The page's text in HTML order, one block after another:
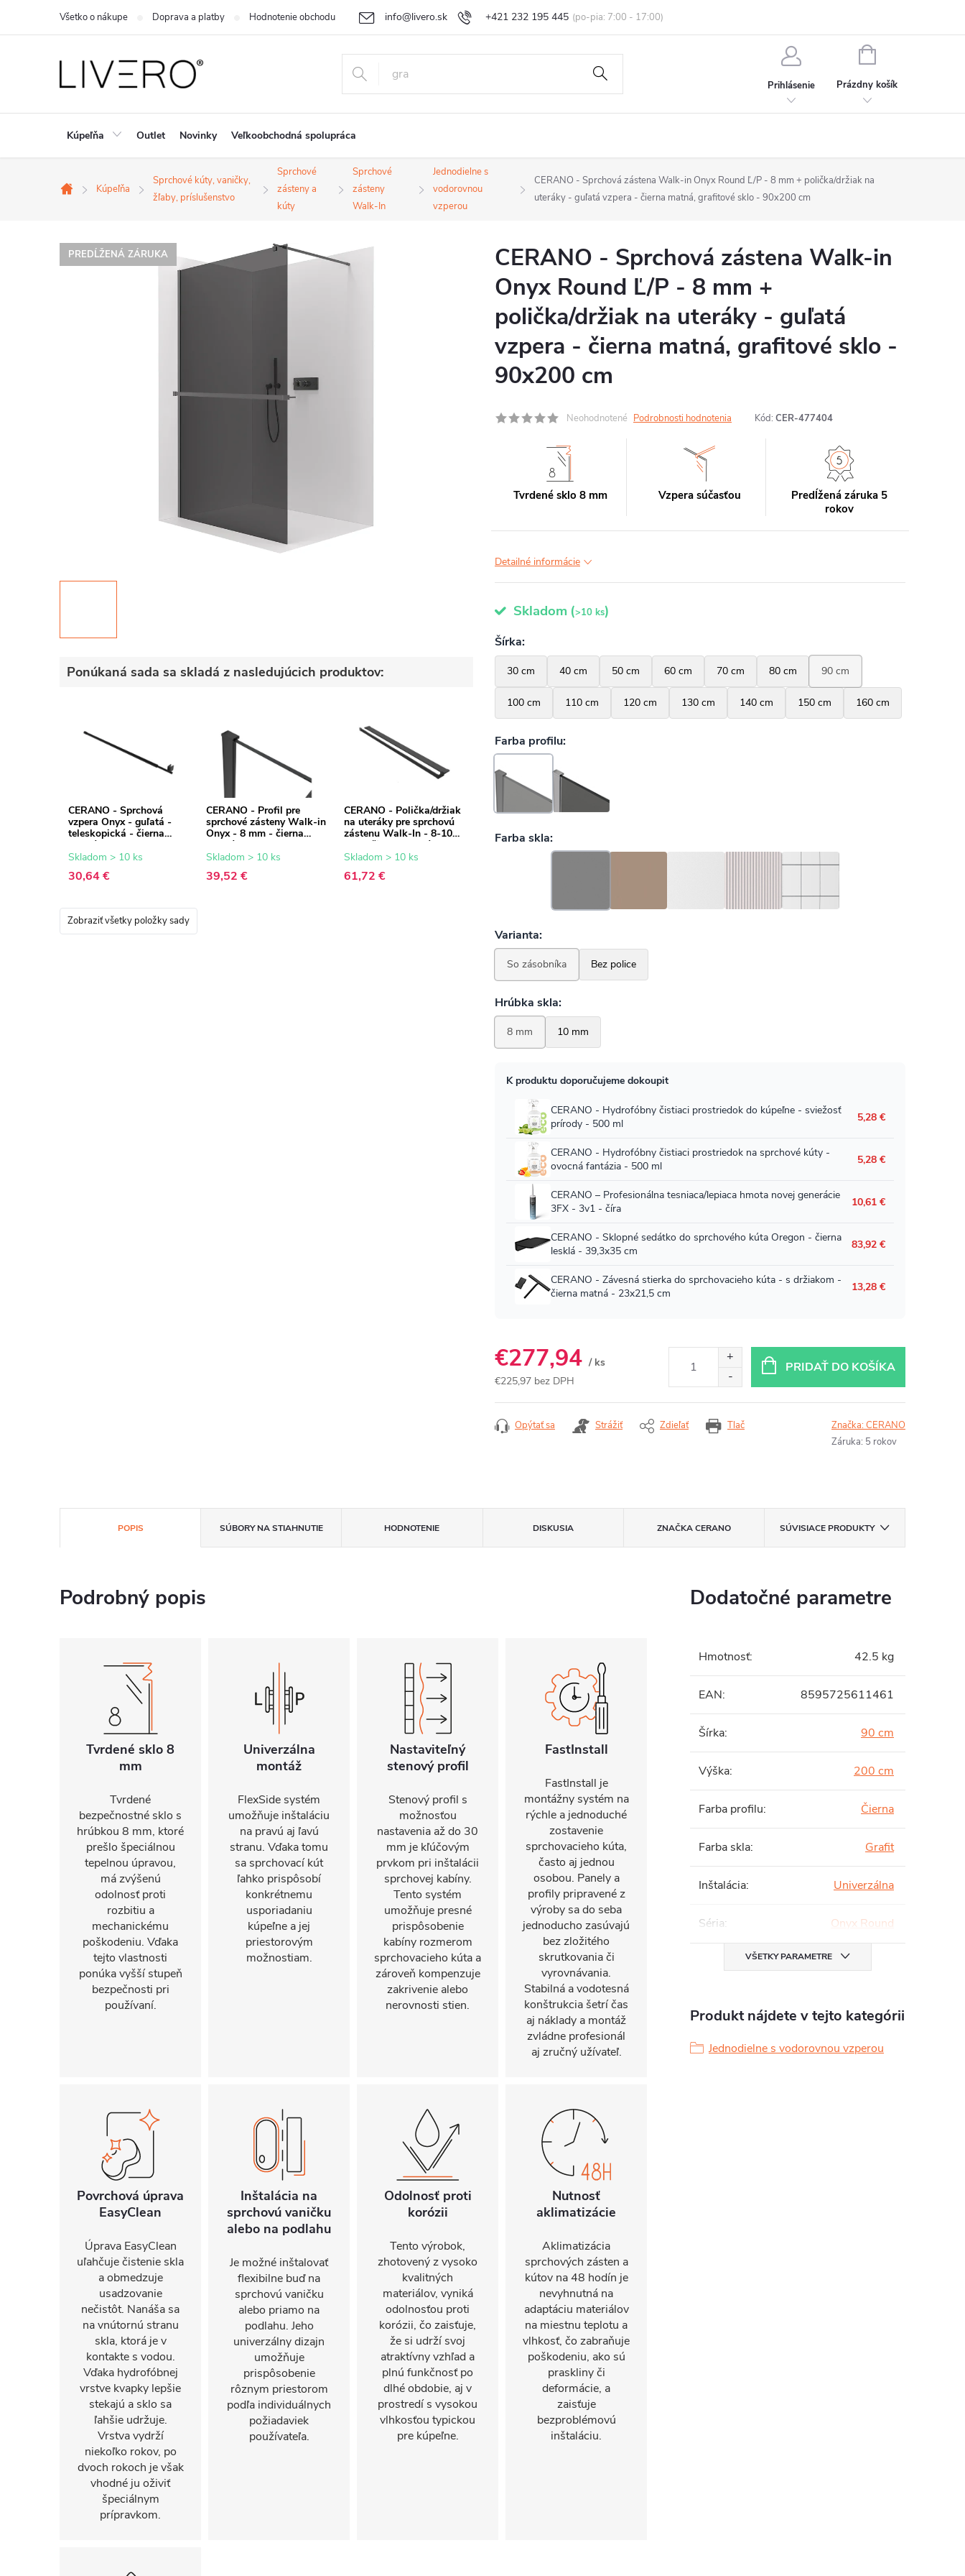
+421 232 195 445
info@livero.sk
Všetko o nákupe Doprava a platby Hodnotenie obchodu Vrátenie tovaru a reklamácia Obchodné podmienky Podmienky ochrany osobných údajov
Prihlásenie
NÁKUPNÝ
Prázdny košík
Kúpeľňa Outlet Novinky Veľkoobchodná spolupráca
Domov
Kúpeľňa
Sprchové kúty, vaničky,
žľaby, príslušenstvo
Sprchové
zásteny a
kúty
Sprchové
zásteny
Walk-In
Jednodielne s
vodorovnou
vzperou
CERANO - Sprchová zástena Walk-in Onyx Round Ľ/P - 8 mm + polička/držiak na
uteráky - guľatá vzpera - čierna matná, grafitové sklo - 90x200 cm
PREDĹŽENÁ ZÁRUKA
Ponúkaná sada sa skladá z nasledujúcich produktov:
CERANO - Sprchová
vzpera Onyx - guľatá -
teleskopická - čierna
matná - 77-140 cm
Skladom > 10 ks
30,64 €
CERANO - Profil pre
sprchové zásteny Walk-in
Onyx - 8 mm - čierna
matná - 15 mm
Skladom > 10 ks
39,52 €
CERANO - Polička/držiak
na uteráky pre sprchovú
zástenu Walk-In - 8-10
mm - čierna matná - 30
až 160 cm
Skladom > 10 ks
61,72 €
Zobraziť všetky položky sady
CERANO - Sprchová zástena Walk-in
Onyx Round Ľ/P - 8 mm +
polička/držiak na uteráky - guľatá
vzpera - čierna matná, grafitové sklo -
90x200 cm
Neohodnotené Podrobnosti hodnotenia Kód: CER-477404
Tvrdené sklo 8 mm Vzpera súčasťou
Predĺžená záruka 5
rokov
Detailné informácie
Skladom (>10 ks)
€277,94 / ks
€225,97 bez DPH
PRIDAŤ DO KOŠÍKA
Tlač
Opýtať sa Strážiť Zdieľať Značka:CERANO
Záruka: 5 rokov
POPIS SÚBORY NA STIAHNUTIE HODNOTENIE DISKUSIA ZNAČKACERANO SÚVISIACE PRODUKTY
Podrobný popis
Tvrdené sklo 8
mm
Tvrdené
bezpečnostné sklo s
hrúbkou 8 mm, ktoré
prešlo špeciálnou
tepelnou úpravou,
má zvýšenú
odolnosť proti
rozbitiu a
mechanickému
poškodeniu. Vďaka
tejto vlastnosti
ponúka vyšší stupeň
bezpečnosti pri
používaní.
Univerzálna
montáž
FlexSide systém
umožňuje inštaláciu
na pravú aj ľavú
stranu. Vďaka tomu
sa sprchovací kút
ľahko prispôsobí
konkrétnemu
usporiadaniu
kúpeľne a jej
priestorovým
možnostiam.
Nastaviteľný
stenový profil
Stenový profil s
možnosťou
nastavenia až do 30
mm je kľúčovým
prvkom pri inštalácii
sprchovej kabíny.
Tento systém
umožňuje presné
prispôsobenie
kabíny rozmerom
sprchovacieho kúta a
zároveň kompenzuje
zakrivenie alebo
nerovnosti stien.
FastInstall
FastInstall je
montážny systém na
rýchle a jednoduché
zostavenie
sprchovacieho kúta,
často aj jednou
osobou. Panely a
profily pripravené z
výroby sa do seba
jednoducho zasúvajú
bez zložitého
skrutkovania či
vyrovnávania.
Stabilná a vodotesná
konštrukcia šetrí čas
aj náklady a montáž
zvládne profesionál
aj zručný užívateľ.
Povrchová úprava
EasyClean
Úprava EasyClean
uľahčuje čistenie skla
a obmedzuje
usadzovanie
nečistôt. Nanáša sa
na vnútornú stranu
skla, ktorá je v
kontakte s vodou.
Vďaka hydrofóbnej
vrstve kvapky lepšie
stekajú a sklo sa
ľahšie udržuje.
Vrstva vydrží
niekoľko rokov, po
dvoch rokoch je však
vhodné ju oživiť
špeciálnym
prípravkom.
Inštalácia na
sprchovú vaničku
alebo na podlahu
Je možné inštalovať
flexibilne buď na
sprchovú vaničku
alebo priamo na
podlahu. Jeho
univerzálny dizajn
umožňuje
prispôsobenie
rôznym priestorom
podľa individuálnych
požiadaviek
používateľa.
Odolnosť proti
korózii
Tento výrobok,
zhotovený z vysoko
kvalitných
materiálov, vyniká
odolnosťou proti
korózii, čo zaisťuje,
že si udrží svoj
atraktívny vzhľad a
plnú funkčnosť po
dlhé obdobie, aj v
prostredí s vysokou
vlhkosťou typickou
pre kúpeľne.
Nutnosť
aklimatizácie
Aklimatizácia
sprchových zásten a
kútov na 48 hodín je
nevyhnutná na
adaptáciu materiálov
na miestnu teplotu a
vlhkosť, čo zabraňuje
poškodeniu, ako sú
praskliny či
deformácie, a
zaisťuje
bezproblémovú
inštaláciu.
Dodatočné parametre
Hmotnosť: 42.5 kg
EAN: 8595725611461
Šírka: 90 cm
Výška: 200 cm
Farba profilu: Čierna
Farba skla: Grafit
Inštalácia: Univerzálna
Séria: Onyx Round
VŠETKY PARAMETRE
Produkt nájdete v tejto kategórii
Jednodielne s vodorovnou vzperou